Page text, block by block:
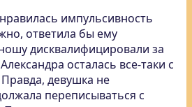
импульсивность
ответила бы ему
дисквалифицировали за
осталась все-таки с
девушка не
переписываться с